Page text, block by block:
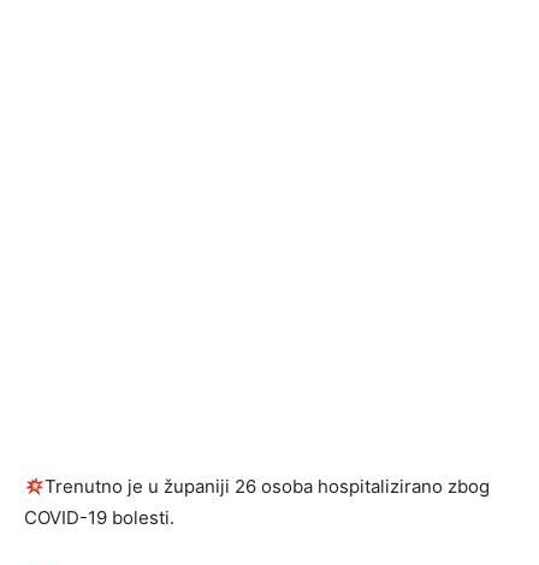
Trenutno je u županiji 26 osoba hospitalizirano zbog
COVID-19 bolesti.